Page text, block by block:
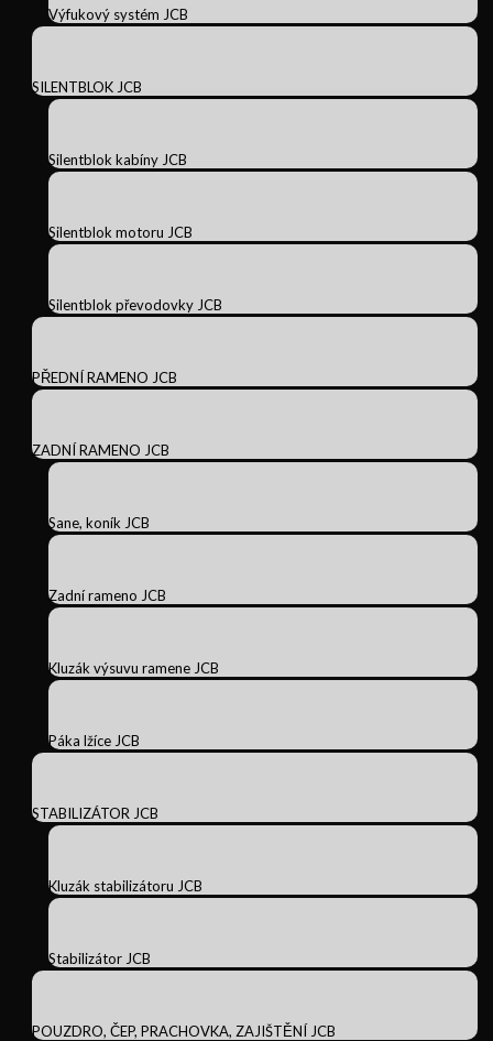
Výfukový systém JCB
SILENTBLOK JCB
Silentblok kabíny JCB
Silentblok motoru JCB
Silentblok převodovky JCB
PŘEDNÍ RAMENO JCB
ZADNÍ RAMENO JCB
Sane, koník JCB
Zadní rameno JCB
Kluzák výsuvu ramene JCB
Páka lžíce JCB
STABILIZÁTOR JCB
Kluzák stabilizátoru JCB
Stabilizátor JCB
POUZDRO, ČEP, PRACHOVKA, ZAJIŠTĚNÍ JCB